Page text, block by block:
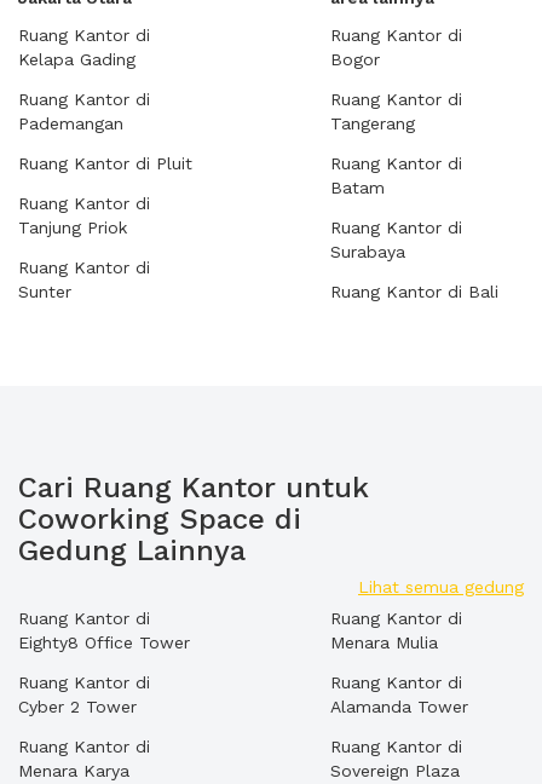
Ruang Kantor di
Kelapa Gading
Ruang Kantor di
Pademangan
Ruang Kantor di Pluit
Ruang Kantor di
Tanjung Priok
Ruang Kantor di
Sunter
Ruang Kantor di
Bogor
Ruang Kantor di
Tangerang
Ruang Kantor di
Batam
Ruang Kantor di
Surabaya
Ruang Kantor di Bali
Cari Ruang Kantor untuk
Coworking Space di
Gedung Lainnya
Lihat semua gedung
Ruang Kantor di
Eighty8 Office Tower
Ruang Kantor di
Cyber 2 Tower
Ruang Kantor di
Menara Karya
Ruang Kantor di
Menara Mulia
Ruang Kantor di
Alamanda Tower
Ruang Kantor di
Sovereign Plaza